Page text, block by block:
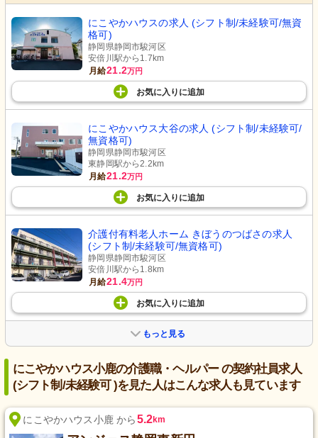
にこやかハウスの求人 (シフト制/未経験可/無資
格可)
静岡県静岡市駿河区
安倍川駅から1.7km
月給21.2万円
お気に入り に追加
にこやかハウス大谷の求人 (シフト制/未経験可/
無資格可)
静岡県静岡市駿河区
東静岡駅から2.2km
月給21.2万円
お気に入り に追加
介護付有料老人ホーム きぼうのつばさの求人
(シフト制/未経験可/無資格可)
静岡県静岡市駿河区
安倍川駅から1.8km
月給21.4万円
お気に入り に追加
もっと見る
にこやかハウス小鹿の介護職・ヘルパー の契約社員求人
(シフト制/未経験可 )を見た人はこんな求人も見ています
にこやかハウス小鹿 から5.2km